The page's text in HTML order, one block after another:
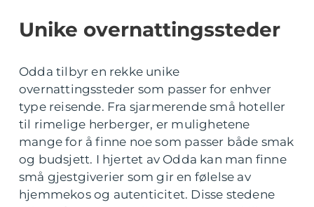
Unike overnattingssteder
Odda tilbyr en rekke unike
overnattingssteder som passer for enhver
type reisende. Fra sjarmerende små hoteller
til rimelige herberger, er mulighetene
mange for å finne noe som passer både smak
og budsjett. I hjertet av Odda kan man finne
små gjestgiverier som gir en følelse av
hjemmekos og autenticitet. Disse stedene